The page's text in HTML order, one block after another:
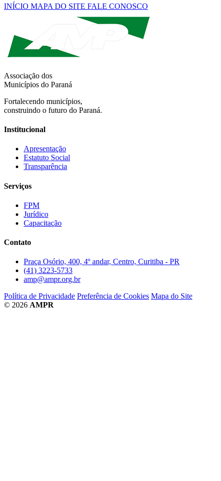
INÍCIO MAPA DO SITE FALE CONOSCO
Associação dos
Municípios do Paraná
Fortalecendo municípios,
construindo o futuro do Paraná.
Institucional
Apresentação
Estatuto Social
Transparência
Serviços
FPM
Jurídico
Capacitação
Contato
Praça Osório, 400, 4º andar, Centro, Curitiba - PR
(41) 3223-5733
amp@ampr.org.br
Política de Privacidade Preferência de Cookies Mapa do Site
© 2026 AMPR